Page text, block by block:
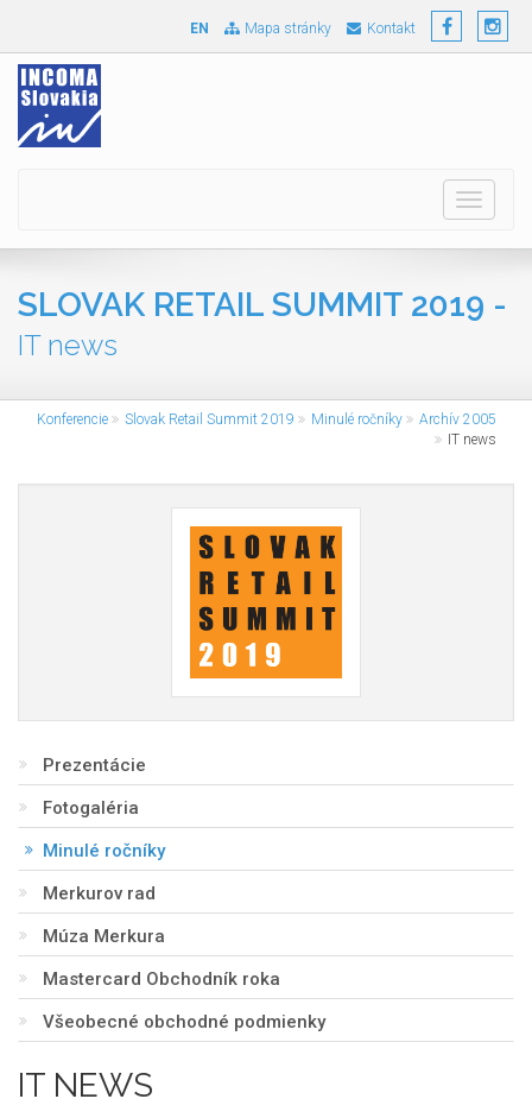
EN Mapa stránky Kontakt
Toggle
SLOVAK RETAIL SUMMIT 2019 -
IT news
Konferencie Slovak Retail Summit 2019 Minulé ročníky
Archív 2005
IT news
Prezentácie
Fotogaléria
Minulé ročníky
Merkurov rad
Múza Merkura
Mastercard Obchodník roka
Všeobecné obchodné podmienky
IT NEWS